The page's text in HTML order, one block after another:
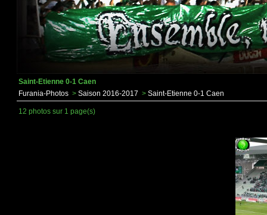
Saint-Etienne 0-1 Caen
Furania-Photos > Saison 2016-2017 > Saint-Etienne 0-1 Caen
12 photos sur 1 page(s)